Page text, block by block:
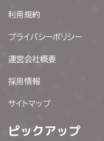
利用規約
プライバシーポリシー
運営会社概要
採用情報
サイトマップ
ピックアップ